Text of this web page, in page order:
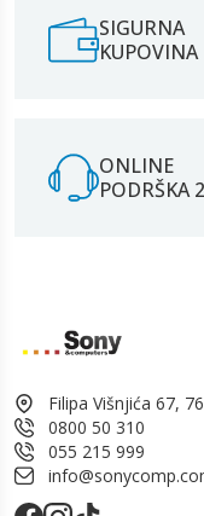
SIGURNA
KUPOVINA
ONLINE
PODRŠKA
Filipa Višnjića 67,
0800 50 310
055 215 999